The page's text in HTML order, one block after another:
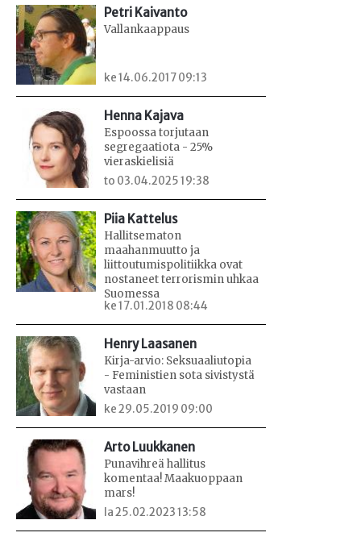
Petri Kaivanto
Vallankaappaus
ke 14.06.2017 09:13
Henna Kajava
Espoossa torjutaan
segregaatiota - 25%
vieraskielisiä
to 03.04.2025 19:38
Piia Kattelus
Hallitsematon
maahanmuutto ja
liittoutumispolitiikka ovat
nostaneet terrorismin uhkaa
Suomessa
ke 17.01.2018 08:44
Henry Laasanen
Kirja-arvio: Seksuaaliutopia
- Feministien sota sivistystä
vastaan
ke 29.05.2019 09:00
Arto Luukkanen
Punavihreä hallitus
komentaa! Maakuoppaan
mars!
la 25.02.2023 13:58